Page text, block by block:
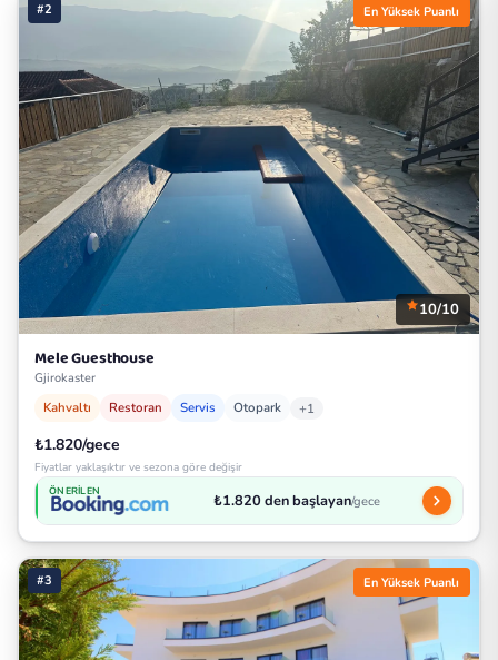
#2 En Yüksek Puanlı
10/10
Mele Guesthouse
Gjirokaster
Kahvaltı Restoran Servis Otopark +1
₺1.820/gece
Fiyatlar yaklaşıktır ve sezona göre değişir
ÖNERILEN ₺1.820 den başlayan/gece
#3 En Yüksek Puanlı